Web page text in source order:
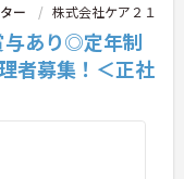
♪
ンス◎
ます
ー 株式会社ケア２１
与あり◎定年制
者募集！＜正社